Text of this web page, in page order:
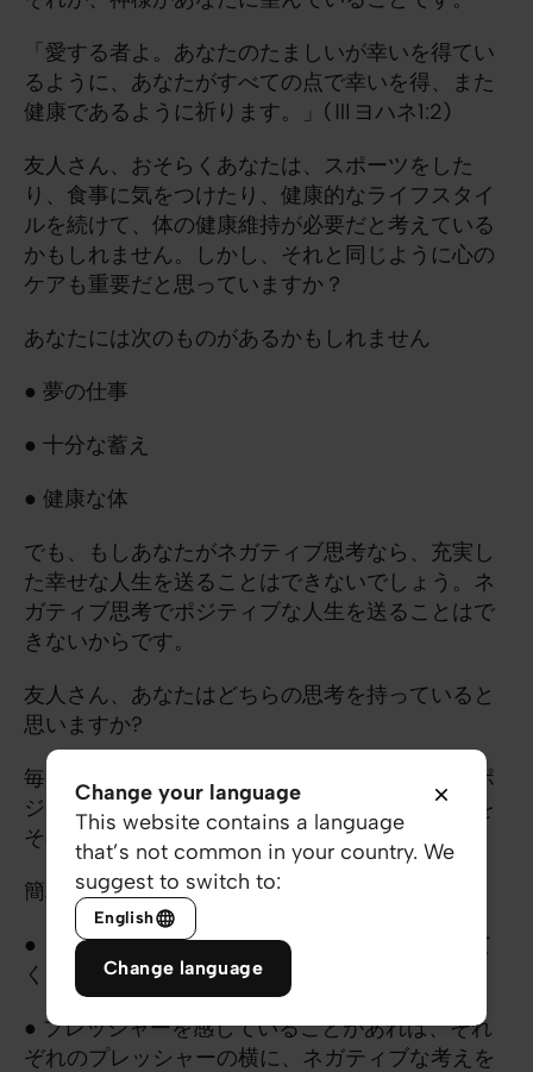
「愛する者よ。あなたのたましいが幸いを得てい
るように、あなたがすべての点で幸いを得、また
健康であるように祈ります。」(Ⅲヨハネ1:2)
友人さん、おそらくあなたは、スポーツをした
り、食事に気をつけたり、健康的なライフスタイ
ルを続けて、体の健康維持が必要だと考えている
かもしれません。しかし、それと同じように心の
ケアも重要だと思っていますか？
あなたには次のものがあるかもしれません
● 夢の仕事
● 十分な蓄え
● 健康な体
でも、もしあなたがネガティブ思考なら、充実し
た幸せな人生を送ることはできないでしょう。ネ
ガティブ思考でポジティブな人生を送ることはで
きないからです。
友人さん、あなたはどちらの思考を持っていると
思いますか?
毎日を、そしてあなたの人生をもっと前向きにポ
ジティブに過ごしたいと思うなら、自分の思考を
そのように変えていかなければなりません。
簡単なアドバイスをしてもいいですか？
● まず、自分の考えを観察し、日記に書き留めて
ください。
● プレッシャーを感じていることがあれば、それ
ぞれのプレッシャーの横に、ネガティブな考えを
Change your language
This website contains a language
that’s not common in your country. We
suggest to switch to:
English
Change language